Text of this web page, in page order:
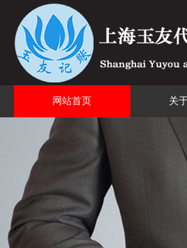
网站首页 关